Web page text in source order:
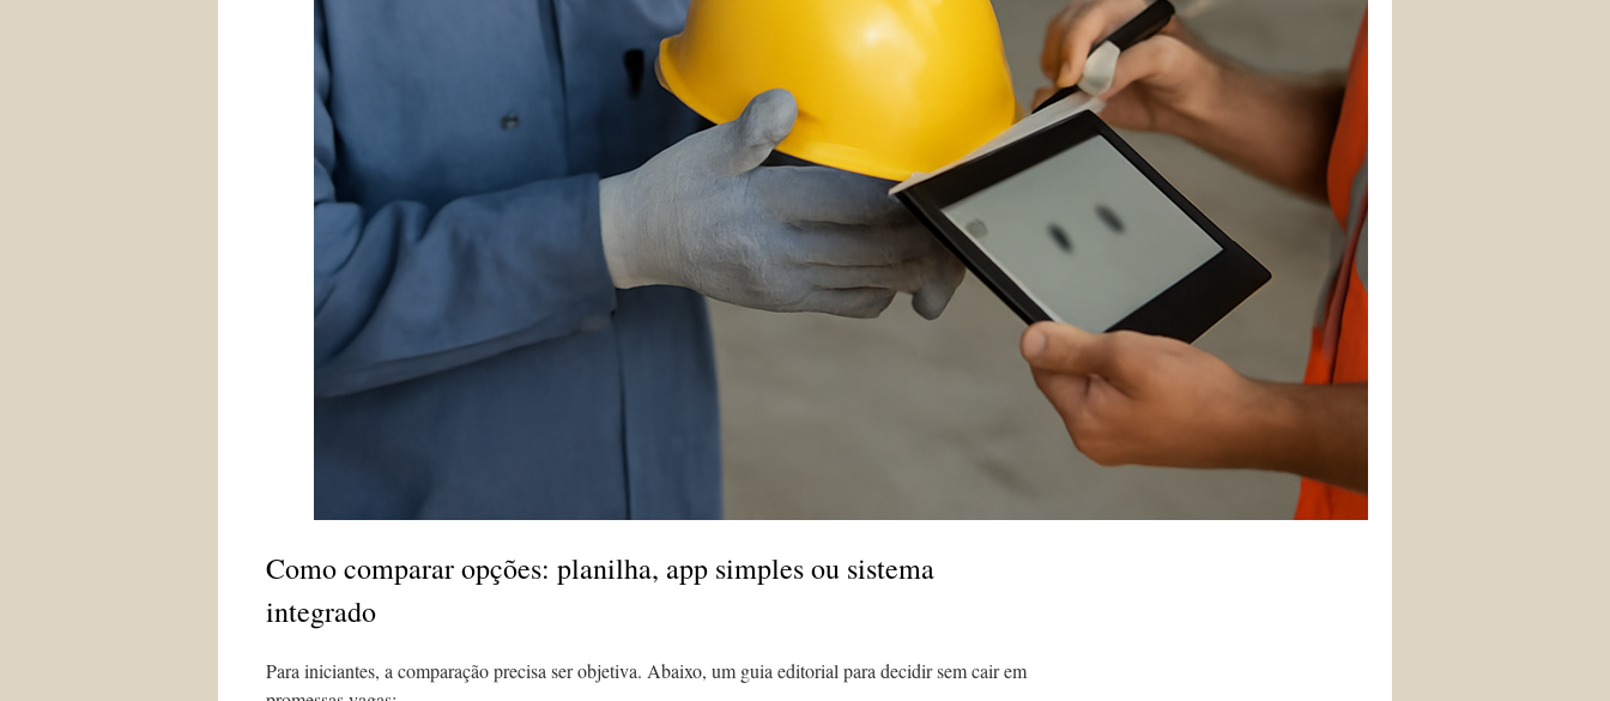
Como comparar opções: planilha, app simples ou sistema
integrado
Para iniciantes, a comparação precisa ser objetiva. Abaixo, um guia editorial para decidir sem cair em